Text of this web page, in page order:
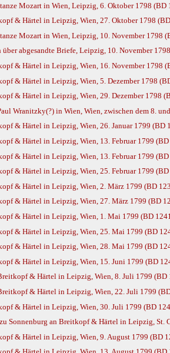
Mozart in Wien, Leipzig, 6. Oktober 1798 (BD
& Härtel in Leipzig, Wien, 27. Oktober 1798
Mozart in Wien, Leipzig, 10. November 1798
abgesandte Briefe, Leipzig, 10. November 1798
& Härtel in Leipzig, Wien, 16. November 1798
& Härtel in Leipzig, Wien, 5. Dezember 1798
& Härtel in Leipzig, Wien, 29. Dezember 1798
Wranitzky(?) in Wien, Wien, zwischen dem 8.
& Härtel in Leipzig, Wien, 26. Januar 1799 (BD
& Härtel in Leipzig, Wien, 13. Februar 1799
& Härtel in Leipzig, Wien, 13. Februar 1799
& Härtel in Leipzig, Wien, 25. Februar 1799
& Härtel in Leipzig, Wien, 2. März 1799 (BD
& Härtel in Leipzig, Wien, 27. März 1799 (BD
& Härtel in Leipzig, Wien, 1. Mai 1799 (BD
& Härtel in Leipzig, Wien, 25. Mai 1799 (BD
& Härtel in Leipzig, Wien, 28. Mai 1799 (BD
& Härtel in Leipzig, Wien, 15. Juni 1799 (BD
& Härtel in Leipzig, Wien, 8. Juli 1799 (BD
& Härtel in Leipzig, Wien, 22. Juli 1799
& Härtel in Leipzig, Wien, 30. Juli 1799 (BD
Sonnenburg an Breitkopf & Härtel in Leipzig, St.
& Härtel in Leipzig, Wien, 9. August 1799 (BD